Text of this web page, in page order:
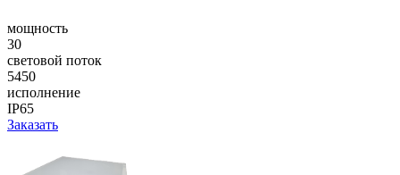
мощность
30
световой поток
5450
исполнение
IP65
Заказать